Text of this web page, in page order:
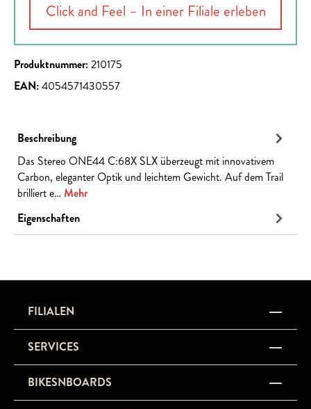
Click and Feel – In einer Filiale erleben
Produktnummer:210175
EAN:4054571430557
Beschreibung
Das Stereo ONE44 C:68X SLX überzeugt mit innovativem
Carbon, eleganter Optik und leichtem Gewicht. Auf dem Trail
brilliert e… Mehr
Eigenschaften
FILIALEN
SERVICES
BIKESNBOARDS